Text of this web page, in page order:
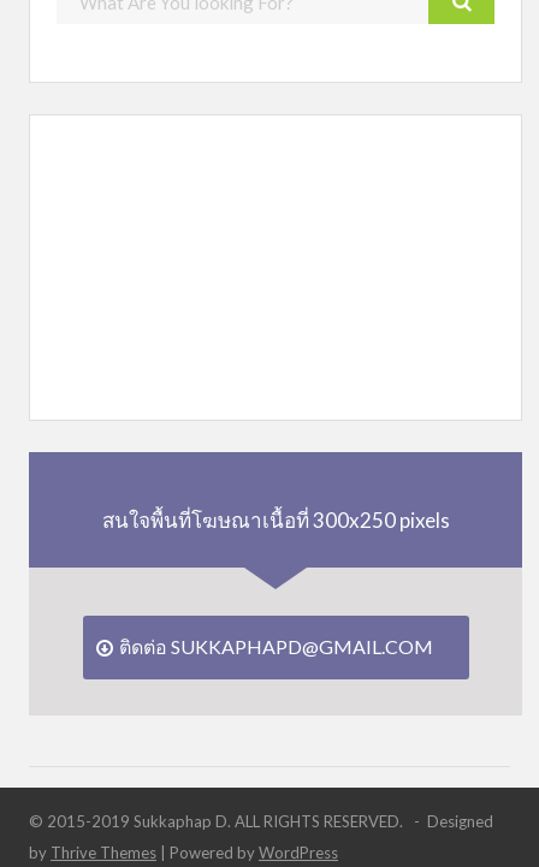
สนใจพื้นที่โฆษณาเนื้อที่ 300x250 pixels
ติดต่อ SUKKAPHAPD@GMAIL.COM
© 2015-2019 Sukkaphap D. ALL RIGHTS RESERVED. - Designed
by Thrive Themes | Powered byWordPress